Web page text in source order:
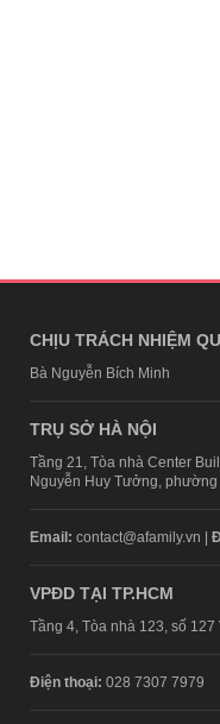
CHỊU TRÁCH NHIỆM
Bà Nguyễn Bích Minh
TRỤ SỞ HÀ NỘI
Tầng 21, Tòa nhà Center
Nguyễn Huy Tưởng,
Email: contact@afamily.vn |
VPĐD TẠI TP.HCM
Tầng 4, Tòa nhà 123, số
Điện thoại: 028 7307 7979